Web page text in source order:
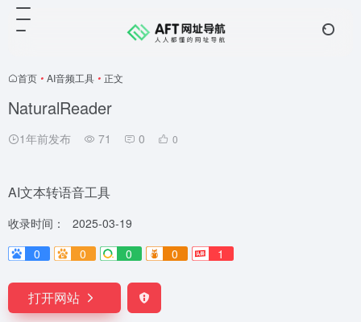
首页 • AI音频工具 • 正文
NaturalReader
1年前发布 71 0 0
AI文本转语音工具
收录时间：
2025-03-19
0
0 0 0 1
打开网站